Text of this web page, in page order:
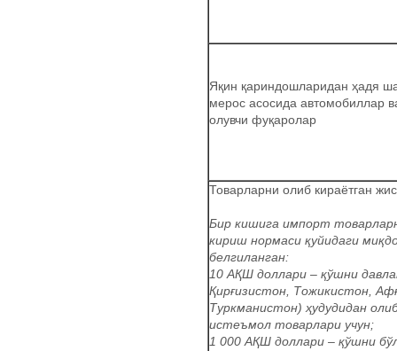
Яқин қариндошларидан ҳадя
мерос асосида автомобиллар
олувчи фуқаролар
Товарларни олиб кираётган
Бир кишига импорт
кириш нормаси қуйидаги
белгиланган:
10 АҚШ доллари – қўшни
Қирғизистон, Тожикистон,
Туркманистон) ҳудудидан
истеъмол товарлари учун;
1 000 АҚШ доллари – қўшни